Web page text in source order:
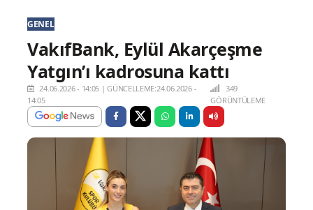
GENEL
VakıfBank, Eylül Akarçeşme
Yatgın’ı kadrosuna kattı
24.06.2026 - 14:05 |GÜNCELLEME:24.06.2026 -
14:05
349
GÖRÜNTÜLEME